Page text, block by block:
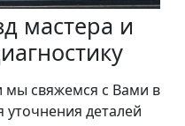
мастера и
мы свяжемся с Вами в
уточнения деталей